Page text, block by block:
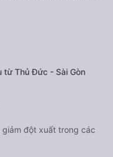
từ Thủ Đức - Sài Gòn
giảm đột xuất trong các